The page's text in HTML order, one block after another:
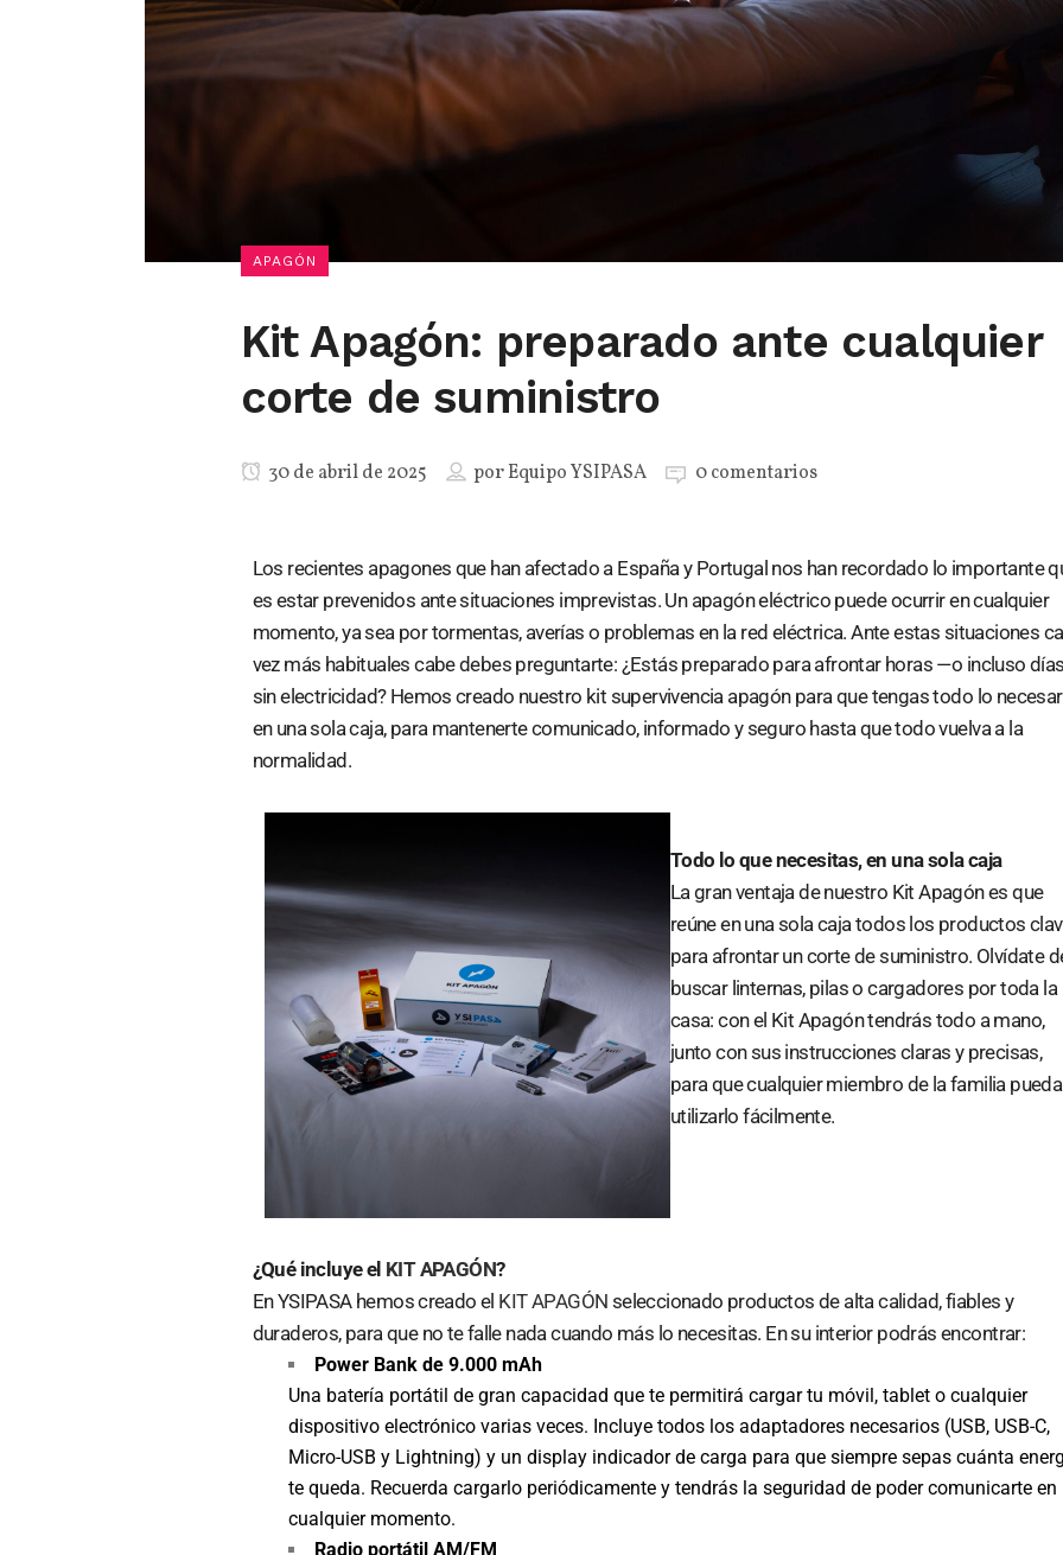
APAGÓN
Kit Apagón: preparado ante cualquier
corte de suministro
30 de abril de 2025 porEquipo YSIPASA 0 comentarios
Los recientes apagones que han afectado a España y Portugal nos han recordado lo importante
es estar prevenidos ante situaciones imprevistas. Un apagón eléctrico puede ocurrir en cualquier
momento, ya sea por tormentas, averías o problemas en la red eléctrica. Ante estas situaciones
vez más habituales cabe debes preguntarte: ¿Estás preparado para afrontar horas —o incluso
sin electricidad? Hemos creado nuestro kit supervivencia apagón para que tengas todo lo
en una sola caja, para mantenerte comunicado, informado y seguro hasta que todo vuelva a la
normalidad.
Todo lo que necesitas, en una sola caja
La gran ventaja de nuestro Kit Apagón es que
reúne en una sola caja todos los productos
para afrontar un corte de suministro. Olvídate
buscar linternas, pilas o cargadores por toda la
casa: con el Kit Apagón tendrás todo a mano,
junto con sus instrucciones claras y precisas,
para que cualquier miembro de la familia pueda
utilizarlo fácilmente.
¿Qué incluye el KIT APAGÓN?
En YSIPASA hemos creado el KIT APAGÓN seleccionado productos de alta calidad, fiables y
duraderos, para que no te falle nada cuando más lo necesitas. En su interior podrás encontrar:
Power Bank de 9.000 mAh
Una batería portátil de gran capacidad que te permitirá cargar tu móvil, tablet o cualquier
dispositivo electrónico varias veces. Incluye todos los adaptadores necesarios (USB, USB-C,
Micro-USB y Lightning) y un display indicador de carga para que siempre sepas cuánta
te queda. Recuerda cargarlo periódicamente y tendrás la seguridad de poder comunicarte en
cualquier momento.
Radio portátil AM/FM